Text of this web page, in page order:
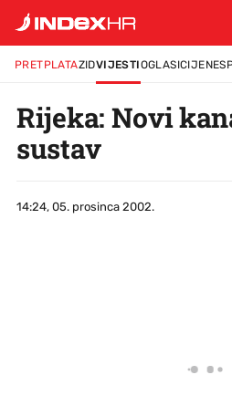
PRETPLATAZIDVIJESTIOGLASICIJENE
Rijeka: Novi
sustav
14:24, 05. prosinca 2002.